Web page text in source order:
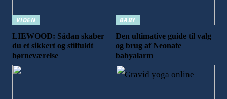
VIDEN
LIEWOOD: Sådan skaber
du et sikkert og stilfuldt
børneværelse
BABY
Den ultimative guide til valg
og brug af Neonate
babyalarm